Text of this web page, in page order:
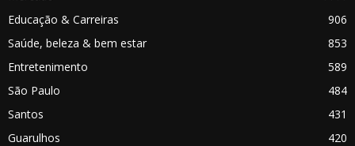
Educação & Carreiras
906
Saúde, beleza & bem estar
853
Entretenimento
589
São Paulo
484
Santos
431
Guarulhos
420